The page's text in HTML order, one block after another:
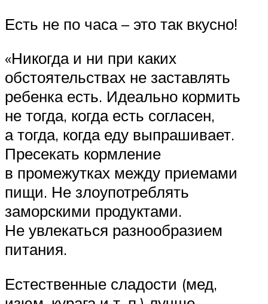
Есть не по часа – это так вкусно!
«Никогда и ни при каких
обстоятельствах не заставлять
ребенка есть. Идеально кормить
не тогда, когда есть согласен,
а тогда, когда еду выпрашивает.
Пресекать кормление
в промежутках между приемами
пищи. Не злоупотреблять
заморскими продуктами.
Не увлекаться разнообразием
питания.
Естественные сладости (мед,